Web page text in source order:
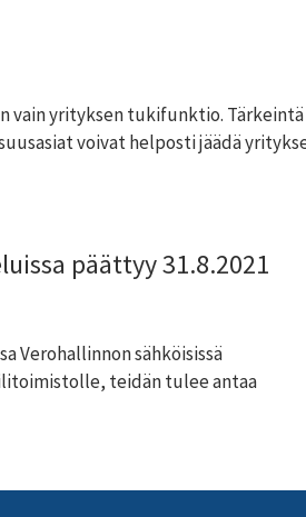
vain yrityksen tukifunktio.
voivat helposti jäädä
päättyy 31.8.2021
Verohallinnon sähköisissä
teidän tulee antaa